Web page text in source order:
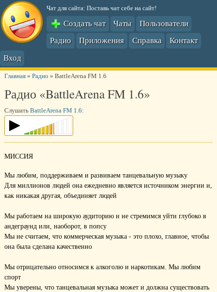
Чат для сайта: Поставь чат себе на сайт!
Создать чат Чаты
Пользователи
Радио
Приложения Справка
Контакт
Вход
Главная» Радио » BattleArena FM 1.6
Радио «BattleArena FM 1.6»
Слушать BattleArena FM 1.6:
МИССИЯ
Мы любим, поддерживаем и развиваем танцевальную музыку
Для миллионов людей она ежедневно является источником энергии и,
как никакая другая, объединяет людей
Мы работаем на широкую аудиторию и не стремимся уйти глубоко в
андеграунд или, наоборот, в попсу
Мы не считаем, что коммерческая музыка - это плохо, главное, чтобы
она была сделана качественно
Мы отрицательно относимся к алкоголю и наркотикам. Мы любим
спорт
Мы уверены, что танцевальная музыка может и должна существовать